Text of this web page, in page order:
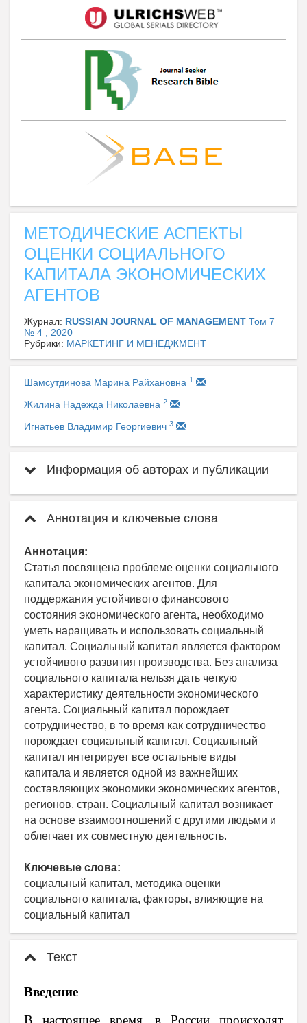
МЕТОДИЧЕСКИЕ АСПЕКТЫ
ОЦЕНКИ СОЦИАЛЬНОГО
КАПИТАЛА ЭКОНОМИЧЕСКИХ
АГЕНТОВ
Журнал: RUSSIAN JOURNAL OF MANAGEMENT Том 7
№ 4 , 2020
Рубрики: МАРКЕТИНГ И МЕНЕДЖМЕНТ
Шамсутдинова Марина Райхановна 1
Жилина Надежда Николаевна 2
Игнатьев Владимир Георгиевич 3
Информация об авторах и публикации
Аннотация и ключевые слова
Аннотация:
Статья посвящена проблеме оценки социального
капитала экономических агентов. Для
поддержания устойчивого финансового
состояния экономического агента, необходимо
уметь наращивать и использовать социальный
капитал. Социальный капитал является фактором
устойчивого развития производства. Без анализа
социального капитала нельзя дать четкую
характеристику деятельности экономического
агента. Социальный капитал порождает
сотрудничество, в то время как сотрудничество
порождает социальный капитал. Социальный
капитал интегрирует все остальные виды
капитала и является одной из важнейших
составляющих экономики экономических агентов,
регионов, стран. Социальный капитал возникает
на основе взаимоотношений с другими людьми и
облегчает их совместную деятельность.
Ключевые слова:
социальный капитал, методика оценки
социального капитала, факторы, влияющие на
социальный капитал
Текст
Введение